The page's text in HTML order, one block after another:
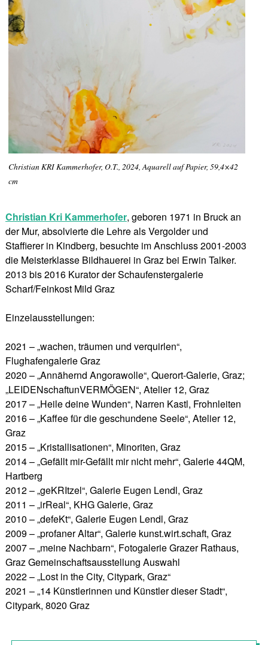
Christian KRI Kammerhofer, O.T., 2024, Aquarell auf Papier, 59,4×42
cm
Christian Kri Kammerhofer, geboren 1971 in Bruck an
der Mur, absolvierte die Lehre als Vergolder und
Staffierer in Kindberg, besuchte im Anschluss 2001-2003
die Meisterklasse Bildhauerei in Graz bei Erwin Talker.
2013 bis 2016 Kurator der Schaufenstergalerie
Scharf/Feinkost Mild Graz
Einzelausstellungen:
2021 – „wachen, träumen und verquirlen“,
Flughafengalerie Graz
2020 – „Annähernd Angorawolle“, Querort-Galerie, Graz;
„LEIDENschaftunVERMÖGEN“, Atelier 12, Graz
2017 – „Heile deine Wunden“, Narren Kastl, Frohnleiten
2016 – „Kaffee für die geschundene Seele“, Atelier 12,
Graz
2015 – „Kristallisationen“, Minoriten, Graz
2014 – „Gefällt mir-Gefällt mir nicht mehr“, Galerie 44QM,
Hartberg
2012 – „geKRItzel“, Galerie Eugen Lendl, Graz
2011 – „irReal“, KHG Galerie, Graz
2010 – „defeKt“, Galerie Eugen Lendl, Graz
2009 – „profaner Altar“, Galerie kunst.wirt.schaft, Graz
2007 – „meine Nachbarn“, Fotogalerie Grazer Rathaus,
Graz Gemeinschaftsausstellung Auswahl
2022 – „Lost in the City, Citypark, Graz“
2021 – „14 Künstlerinnen und Künstler dieser Stadt“,
Citypark, 8020 Graz